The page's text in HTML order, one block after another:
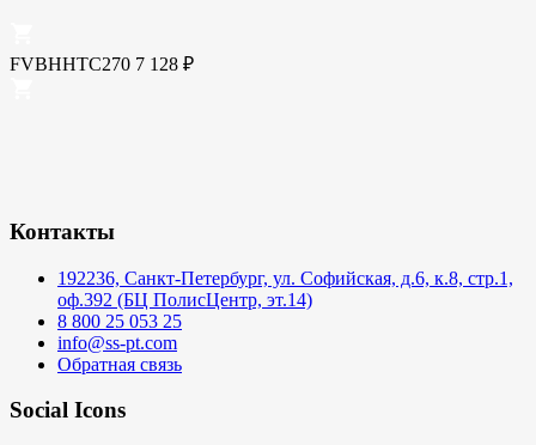
FVBHHTC270 7 128 ₽
Контакты
192236, Санкт-Петербург, ул. Софийская, д.6, к.8, стр.1,
оф.392 (БЦ ПолисЦентр, эт.14)
8 800 25 053 25
info@ss-pt.com
Обратная связь
Social Icons